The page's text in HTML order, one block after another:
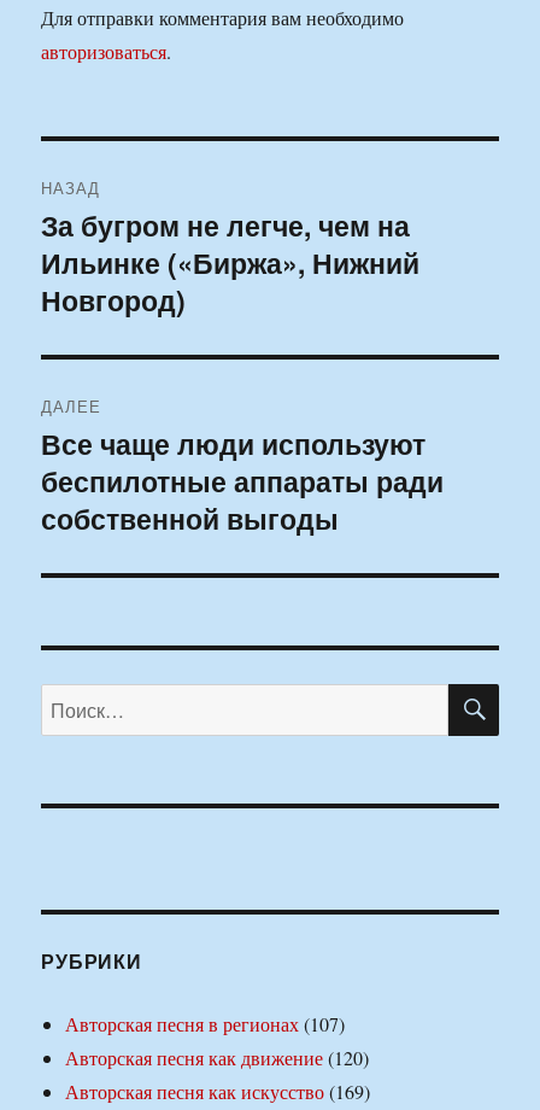
Для отправки комментария вам необходимо
авторизоваться.
по
записям
НАЗАД
Предыдущая
запись:
За бугром не легче, чем на
Ильинке («Биржа», Нижний
Новгород)
ДАЛЕЕ
Следующая
запись:
Все чаще люди используют
беспилотные аппараты ради
собственной выгоды
Искать:
РУБРИКИ
Авторская песня в регионах(107)
Авторская песня как движение(120)
Авторская песня как искусство(169)